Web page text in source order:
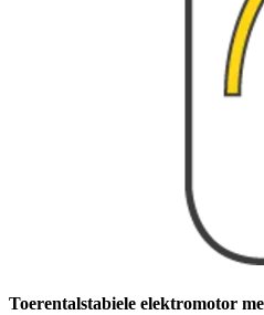
Toerentalstabiele elektromotor